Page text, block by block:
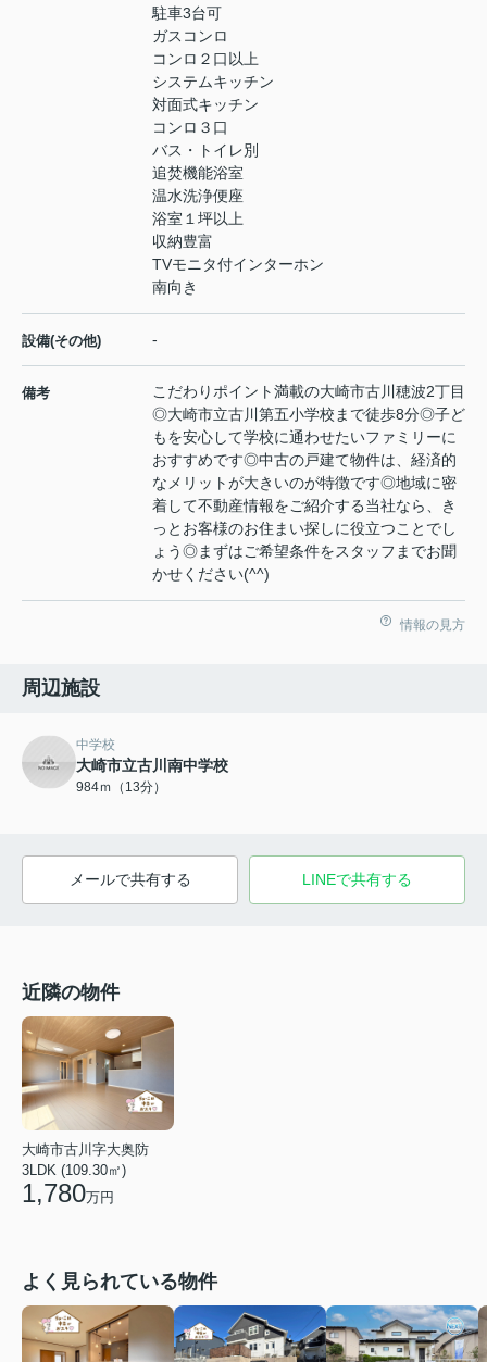
駐車3台可
ガスコンロ
コンロ２口以上
システムキッチン
対面式キッチン
コンロ３口
バス・トイレ別
追焚機能浴室
温水洗浄便座
浴室１坪以上
収納豊富
TVモニタ付インターホン
南向き
設備(その他) -
備考
こだわりポイント満載の大崎市古川穂波2丁目
◎大崎市立古川第五小学校まで徒歩8分◎子ど
もを安心して学校に通わせたいファミリーに
おすすめです◎中古の戸建て物件は、経済的
なメリットが大きいのが特徴です◎地域に密
着して不動産情報をご紹介する当社なら、き
っとお客様のお住まい探しに役立つことでし
ょう◎まずはご希望条件をスタッフまでお聞
かせください(^^)
情報の見方
周辺施設
中学校
大崎市立古川南中学校
984ｍ（13分）
メールで共有する LINEで共有する
近隣の物件
大崎市古川字大奥防
3LDK (109.30㎡)
1,780万円
よく見られている物件